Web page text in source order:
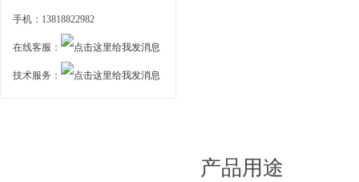
手机：13818822982
在线客服：
技术服务：
产品用途